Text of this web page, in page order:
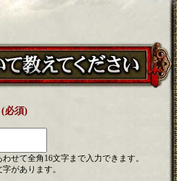
(必須)
せて全角16文字まで入力できます。
があります。